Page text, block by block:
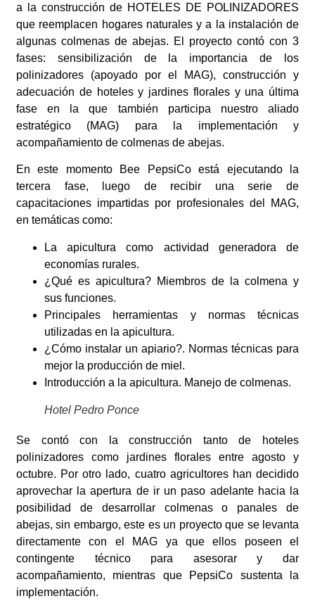
a la construcción de HOTELES DE POLINIZADORES
que reemplacen hogares naturales y a la instalación de
algunas colmenas de abejas. El proyecto contó con 3
fases: sensibilización de la importancia de los
polinizadores (apoyado por el MAG), construcción y
adecuación de hoteles y jardines florales y una última
fase en la que también participa nuestro aliado
estratégico (MAG) para la implementación y
acompañamiento de colmenas de abejas.
En este momento Bee PepsiCo está ejecutando la
tercera fase, luego de recibir una serie de
capacitaciones impartidas por profesionales del MAG,
en temáticas como:
La apicultura como actividad generadora de
economías rurales.
¿Qué es apicultura? Miembros de la colmena y
sus funciones.
Principales herramientas y normas técnicas
utilizadas en la apicultura.
¿Cómo instalar un apiario?. Normas técnicas para
mejor la producción de miel.
Introducción a la apicultura. Manejo de colmenas.
Hotel Pedro Ponce
Se contó con la construcción tanto de hoteles
polinizadores como jardines florales entre agosto y
octubre. Por otro lado, cuatro agricultores han decidido
aprovechar la apertura de ir un paso adelante hacia la
posibilidad de desarrollar colmenas o panales de
abejas, sin embargo, este es un proyecto que se levanta
directamente con el MAG ya que ellos poseen el
contingente técnico para asesorar y dar
acompañamiento, mientras que PepsiCo sustenta la
implementación.